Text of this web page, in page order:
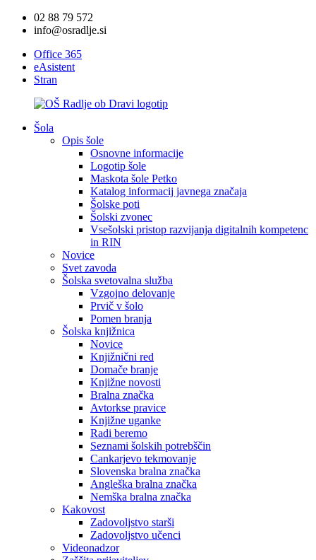
02 88 79 572
info@osradlje.si
Office 365
eAsistent
Stran
Šola
Opis šole
Osnovne informacije
Logotip šole
Maskota šole Petko
Katalog informacij javnega značaja
Šolske poti
Šolski zvonec
Vsešolski pristop razvijanja digitalnih kompetenc
in RIN
Novice
Svet zavoda
Šolska svetovalna služba
Vzgojno delovanje
Prvič v šolo
Pomen branja
Šolska knjižnica
Novice
Knjižnični red
Domače branje
Knjižne novosti
Bralna značka
Avtorkse pravice
Knjižne uganke
Radi beremo
Seznami šolskih potrebščin
Cankarjevo tekmovanje
Slovenska bralna značka
Angleška bralna značka
Nemška bralna značka
Kakovost
Zadovoljstvo starši
Zadovoljstvo učenci
Videonadzor